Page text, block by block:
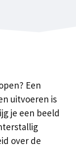
Een
uitvoeren is
je een beeld
over de